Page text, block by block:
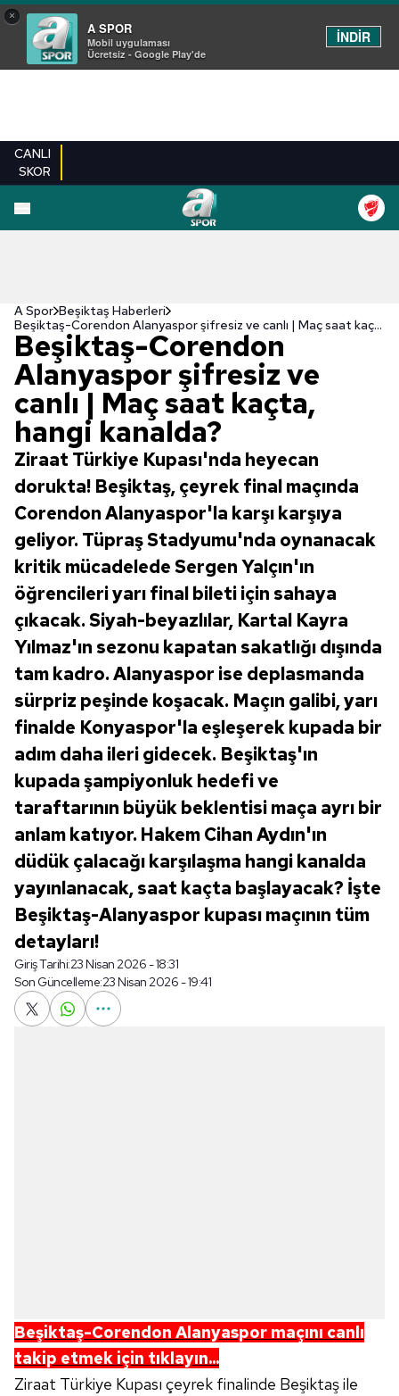
×
A SPOR
Mobil uygulaması
Ücretsiz - Google Play'de
İNDİR
CANLI
SKOR
A Spor Beşiktaş Haberleri
Beşiktaş-Corendon Alanyaspor şifresiz ve canlı | Maç saat kaçta, hangi kanalda?
Beşiktaş-Corendon
Alanyaspor şifresiz ve
canlı | Maç saat kaçta,
hangi kanalda?
Ziraat Türkiye Kupası'nda heyecan
dorukta! Beşiktaş, çeyrek final maçında
Corendon Alanyaspor'la karşı karşıya
geliyor. Tüpraş Stadyumu'nda oynanacak
kritik mücadelede Sergen Yalçın'ın
öğrencileri yarı final bileti için sahaya
çıkacak. Siyah-beyazlılar, Kartal Kayra
Yılmaz'ın sezonu kapatan sakatlığı dışında
tam kadro. Alanyaspor ise deplasmanda
sürpriz peşinde koşacak. Maçın galibi, yarı
finalde Konyaspor'la eşleşerek kupada bir
adım daha ileri gidecek. Beşiktaş'ın
kupada şampiyonluk hedefi ve
taraftarının büyük beklentisi maça ayrı bir
anlam katıyor. Hakem Cihan Aydın'ın
düdük çalacağı karşılaşma hangi kanalda
yayınlanacak, saat kaçta başlayacak? İşte
Beşiktaş-Alanyaspor kupası maçının tüm
detayları!
Giriş Tarihi:23 Nisan 2026 - 18:31
Son Güncelleme:23 Nisan 2026 - 19:41
Beşiktaş-Corendon Alanyaspor maçını canlı
takip etmek için tıklayın...
Ziraat Türkiye Kupası çeyrek finalinde Beşiktaş ile